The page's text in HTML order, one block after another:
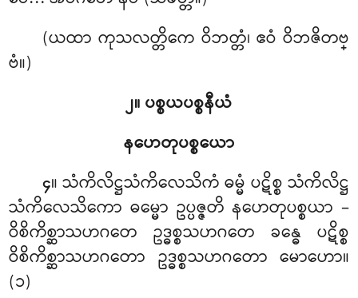
(ယထာ ကုသလတ္တိကေ ဝိဘတ္တံ၊ ဧဝံ ဝိဘဇိတဗ္
ဗံ။)
၂။ ပစ္စယပစ္စနီယံ
နဟေတုပစ္စယော
၄။ သံကိလိဋ္ဌသံကိလေသိကံဓမ္မံ ပဋိစ္စ သံကိလိဋ္ဌ
သံကိလေသိကော ဓမ္မော ဥပ္ပဇ္ဇတိ နဟေတုပစ္စယာ –
ဝိစိကိစ္ဆာသဟဂတေ ဥဒ္ဓစ္စသဟဂတေ ခန္ဓေ ပဋိစ္စ
ဝိစိကိစ္ဆာသဟဂတော ဥဒ္ဓစ္စသဟဂတော မောဟော။
(၁)